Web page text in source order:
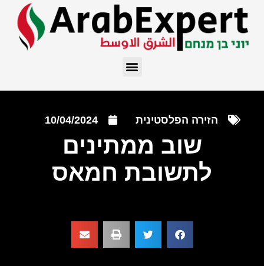
הזירה הפלסטינית 10/04/2024
שוב ממתינים
לתשובת חמאס